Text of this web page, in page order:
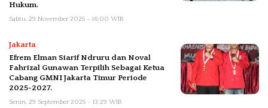
Hukum.
Sabtu, 29 November 2025 - 16:00 WIB
Jakarta
Efrem Elman Siarif Ndruru dan Noval
Fahrizal Gunawan Terpilih Sebagai Ketua
Cabang GMNI Jakarta Timur Periode
2025-2027.
Senin, 29 September 2025 - 13:29 WIB